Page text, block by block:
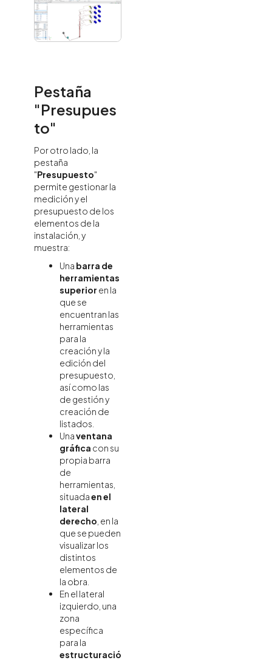
Pestaña
"Presupues
to"
Por otro lado, la
pestaña
"Presupuesto"
permite gestionar la
medición y el
presupuesto de los
elementos de la
instalación, y
muestra:
Una barra de
herramientas
superior en la
que se
encuentran las
herramientas
para la
creación y la
edición del
presupuesto,
así como las
de gestión y
creación de
listados.
Unaventana
gráfica con su
propia barra
de
herramientas,
situadaen el
lateral
derecho , en la
que se pueden
visualizar los
distintos
elementos de
la obra.
En el lateral
izquierdo, una
zona
específica
para la
estructuració